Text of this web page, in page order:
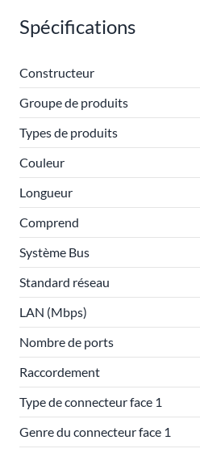
Spécifications
Constructeur
Groupe de produits
Types de produits
Couleur
Longueur
Comprend
Système Bus
Standard réseau
LAN (Mbps)
Nombre de ports
Raccordement
Type de connecteur face 1
Genre du connecteur face 1